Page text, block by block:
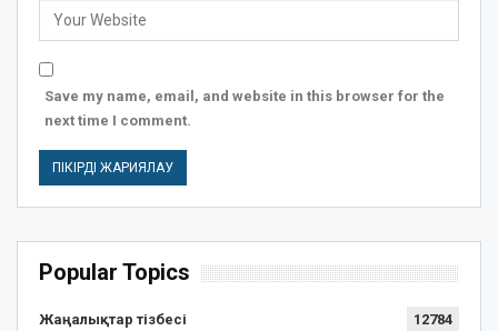
Save my name, email, and website in this browser for the
next time I comment.
Popular Topics
Жаңалықтар тізбесі 12784